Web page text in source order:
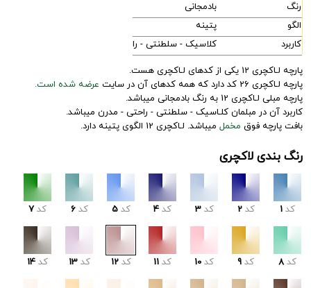
رنگ
بادمجانی
الگو
پتینه
کاربرد
کلاسیک - سلطنتی - راحتی - مدرن
پارچه لـاکچری 12 یکی از کدهای لـاکچری هست.
پارچه لـاکچری 26 کد دارد که همه کدهای آن در سایت
عرضه شده است.
پارچه مبلی لـاکچری 12 به رنگ بادمجانی میباشد.
کاربرد آن در مبلمان کلـاسیک - سلطنتی - راحتی - مدرن میباشد.
بافت پارچه فوق مخمل میباشد. لـاکچری 12 الگوی پتینه دارد.
رنگ بندی لاکچری
کد 1 کد 2 کد 3 کد 4 کد 5 کد 6 کد 7
کد 8 کد 9 کد 10 کد 11 کد 12 کد 13 کد 14